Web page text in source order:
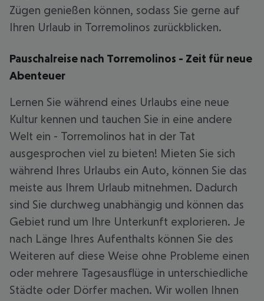
Zügen genießen können, sodass Sie gerne auf
Ihren Urlaub in Torremolinos zurückblicken.
Pauschalreise nach Torremolinos - Zeit für neue
Abenteuer
Lernen Sie während eines Urlaubs eine neue
Kultur kennen und tauchen Sie in eine andere
Welt ein - Torremolinos hat in der Tat
ausgesprochen viel zu bieten! Mieten Sie sich
während Ihres Urlaubs ein Auto, können Sie das
meiste aus Ihrem Urlaub mitnehmen. Dadurch
sind Sie durchweg unabhängig und können das
Gebiet rund um Ihre Unterkunft explorieren. Je
nach Länge Ihres Aufenthalts können Sie des
Weiteren auf diese Weise ohne Probleme einen
oder mehrere Tagesausflüge in unterschiedliche
Städte oder Dörfer machen. Wir wollen Ihnen